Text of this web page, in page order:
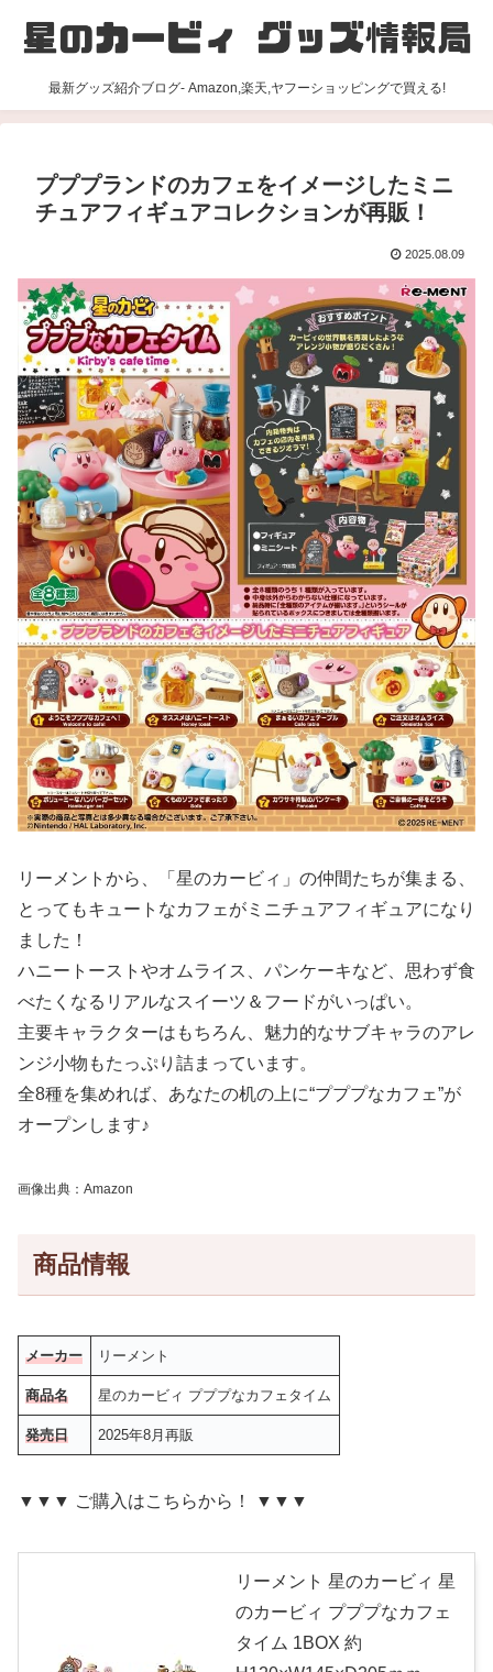
最新グッズ紹介ブログ- Amazon,楽天,ヤフーショッピングで買える!
プププランドのカフェをイメージしたミニ
チュアフィギュアコレクションが再販！
2025.08.09
リーメントから、「星のカービィ」の仲間たちが集まる、
とってもキュートなカフェがミニチュアフィギュアになり
ました！
ハニートーストやオムライス、パンケーキなど、思わず食
べたくなるリアルなスイーツ＆フードがいっぱい。
主要キャラクターはもちろん、魅力的なサブキャラのアレ
ンジ小物もたっぷり詰まっています。
全8種を集めれば、あなたの机の上に“プププなカフェ”が
オープンします♪
画像出典：Amazon
商品情報
メーカー リーメント
商品名 星のカービィ プププなカフェタイム
発売日 2025年8月再販
▼▼▼ ご購入はこちらから！ ▼▼▼
リーメント 星のカービィ 星
のカービィ プププなカフェ
タイム 1BOX 約